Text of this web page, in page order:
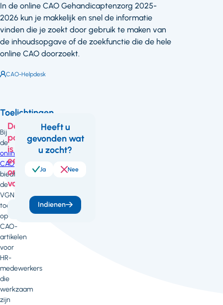
In de online CAO Gehandicaptenzorg 2025-
2026 kun je makkelijk en snel de informatie
vinden die je zoekt door gebruik te maken van
de inhoudsopgave of de zoekfunctie die de hele
online CAO doorzoekt.
Auteur:
CAO-Helpdesk
Toelichtingen
Bij
de
online
CAO
biedt
de
VGN
toelichtingen
op
CAO-
artikelen
voor
HR-
medewerkers
die
werkzaam
zijn
Deze
pagina
is
een
onderdeel
van
Arbeidszaken
Feedback
Heeft u
gevonden wat
u zocht?
Ja Nee
Indienen